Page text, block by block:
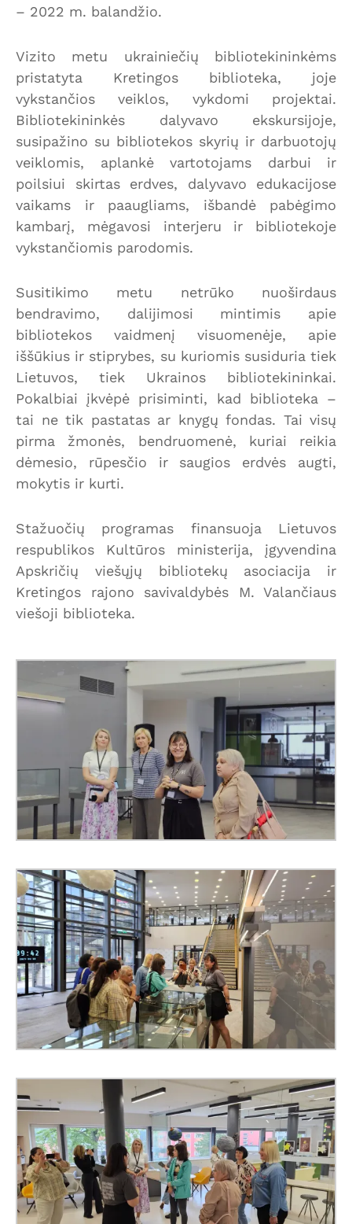
– 2022 m. balandžio.
Vizito metu ukrainiečių bibliotekininkėms
pristatyta Kretingos biblioteka, joje
vykstančios veiklos, vykdomi projektai.
Bibliotekininkės dalyvavo ekskursijoje,
susipažino su bibliotekos skyrių ir darbuotojų
veiklomis, aplankė vartotojams darbui ir
poilsiui skirtas erdves, dalyvavo edukacijose
vaikams ir paaugliams, išbandė pabėgimo
kambarį, mėgavosi interjeru ir bibliotekoje
vykstančiomis parodomis.
Susitikimo metu netrūko nuoširdaus
bendravimo, dalijimosi mintimis apie
bibliotekos vaidmenį visuomenėje, apie
iššūkius ir stiprybes, su kuriomis susiduria tiek
Lietuvos, tiek Ukrainos bibliotekininkai.
Pokalbiai įkvėpė prisiminti, kad biblioteka –
tai ne tik pastatas ar knygų fondas. Tai visų
pirma žmonės, bendruomenė, kuriai reikia
dėmesio, rūpesčio ir saugios erdvės augti,
mokytis ir kurti.
Stažuočių programas finansuoja Lietuvos
respublikos Kultūros ministerija, įgyvendina
Apskričių viešųjų bibliotekų asociacija ir
Kretingos rajono savivaldybės M. Valančiaus
viešoji biblioteka.